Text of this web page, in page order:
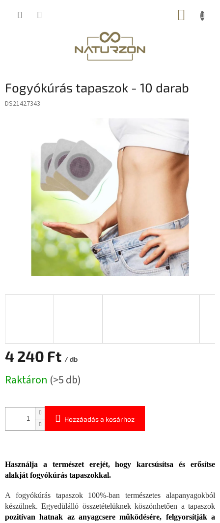
KOSÁR
Fogyókúrás tapaszok - 10 darab
DS21427343
4 240 Ft / db
Raktáron (>5 db)
Hozzáadás a kosárhoz
Használja a természet erejét, hogy karcsúsítsa és erősítse
alakját fogyókúrás tapaszokkal.
A fogyókúrás tapaszok 100%-ban természetes alapanyagokból
készülnek. Egyedülálló összetételüknek köszönhetően a tapaszok
pozitívan hatnak az anyagcsere működésére, felgyorsítják a